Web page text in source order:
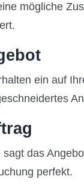
mögliche
ein auf
sagt das
perfekt.